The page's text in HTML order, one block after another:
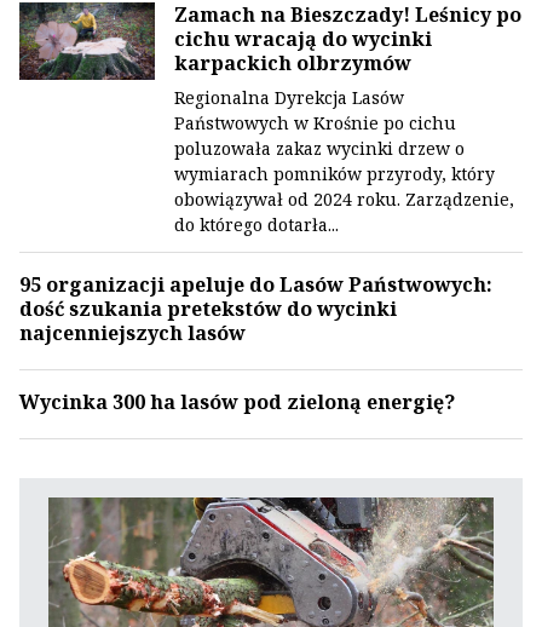
Zamach na Bieszczady! Leśnicy po
cichu wracają do wycinki
karpackich olbrzymów
Regionalna Dyrekcja Lasów
Państwowych w Krośnie po cichu
poluzowała zakaz wycinki drzew o
wymiarach pomników przyrody, który
obowiązywał od 2024 roku. Zarządzenie,
do którego dotarła...
95 organizacji apeluje do Lasów Państwowych:
dość szukania pretekstów do wycinki
najcenniejszych lasów
Wycinka 300 ha lasów pod zieloną energię?